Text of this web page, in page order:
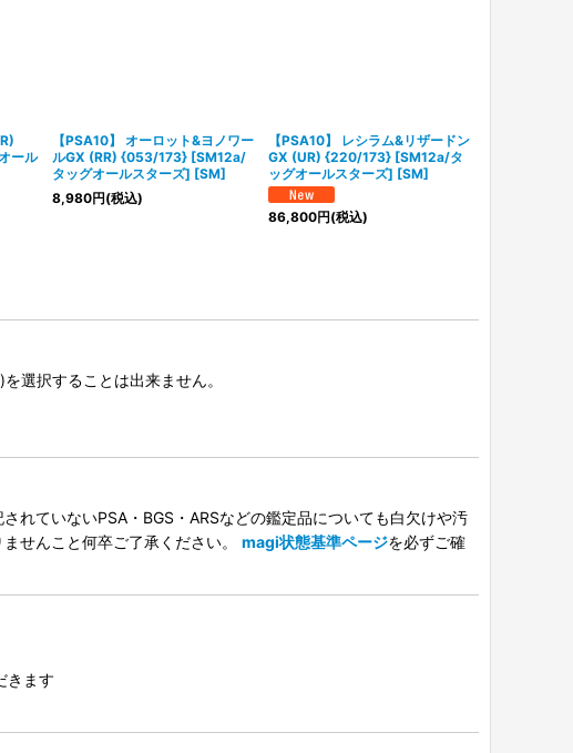
ール
【PSA10】 オーロット&ヨノワー
ルGX (RR) {053/173} [SM12a/
タッグオールスターズ] [SM]
8,980円(税込)
【PSA10】 レシラム&リザードン
GX (UR) {220/173} [SM12a/タ
ッグオールスターズ] [SM]
86,800円(税込)
選択することは出来ません。
れていないPSA・BGS・ARSなどの鑑定品についても白欠けや汚
せんこと何卒ご了承ください。 magi状態基準ページを必ずご確
きます